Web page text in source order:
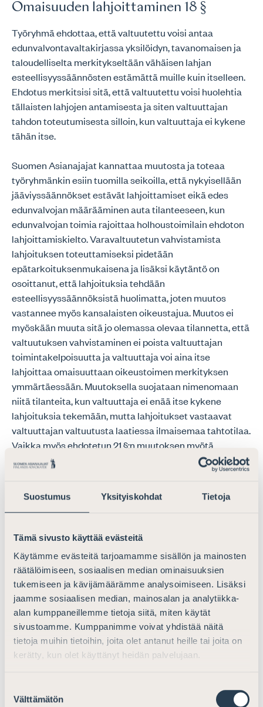
Suostumus Yksityiskohdat Tietoja
Tämä sivusto käyttää evästeitä
Käytämme evästeitä tarjoamamme sisällön ja mainosten
räätälöimiseen, sosiaalisen median ominaisuuksien
tukemiseen ja kävijämäärämme analysoimiseen. Lisäksi
jaamme sosiaalisen median, mainosalan ja analytiikka-
alan kumppaneillemme tietoja siitä, miten käytät
sivustoamme. Kumppanimme voivat yhdistää näitä
tietoja muihin tietoihin, joita olet antanut heille tai joita on
kerätty, kun olet käyttänyt heidän palvelujaan.
valinta
Välttämätön
Omaisuuden lahjoittaminen 18 §
Työryhmä ehdottaa, että valtuutettu voisi antaa
edunvalvontavaltakirjassa yksilöidyn, tavanomaisen ja
taloudelliselta merkitykseltään vähäisen lahjan
esteellisyyssäännösten estämättä muille kuin itselleen.
Ehdotus merkitsisi sitä, että valtuutettu voisi huolehtia
tällaisten lahjojen antamisesta ja siten valtuuttajan
tahdon toteutumisesta silloin, kun valtuuttaja ei kykene
tähän itse.
Suomen Asianajajat kannattaa muutosta ja toteaa
työryhmänkin esiin tuomilla seikoilla, että nykyisellään
jääviyssäännökset estävät lahjoittamiset eikä edes
edunvalvojan määrääminen auta tilanteeseen, kun
edunvalvojan toimia rajoittaa holhoustoimilain ehdoton
lahjoittamiskielto. Varavaltuutetun vahvistamista
lahjoituksen toteuttamiseksi pidetään
epätarkoituksenmukaisena ja lisäksi käytäntö on
osoittanut, että lahjoituksia tehdään
esteellisyyssäännöksistä huolimatta, joten muutos
vastannee myös kansalaisten oikeustajua. Muutos ei
myöskään muuta sitä jo olemassa olevaa tilannetta, että
valtuutuksen vahvistaminen ei poista valtuuttajan
toimintakelpoisuutta ja valtuuttaja voi aina itse
lahjoittaa omaisuuttaan oikeustoimen merkityksen
ymmärtäessään. Muutoksella suojataan nimenomaan
niitä tilanteita, kun valtuuttaja ei enää itse kykene
lahjoituksia tekemään, mutta lahjoitukset vastaavat
valtuuttajan valtuutusta laatiessa ilmaisemaa tahtotilaa.
Vaikka myös ehdotetun 21 §:n muutoksen myötä
lahjoittamista helpotetaan, kun tilapäisesti määrättyyn
edunvalvojaan sovelletaan edunvalvontavaltuutuslain
tavanomaisen lahjoituksen antamiseksi ja muutosta on
Suhde eräisiin muualla laissa oleviin
valtakirjaa koskeviin säännöksiin 20 §
Työryhmä ehdottaa sääntelyä muutettavaksi niin, että
valtuutettu olisi kelpoinen myymään tai muutoin
luovuttamaan kiinteistön, hakemaan kiinnitystä tai
perustamaan panttioikeuden kiinteistöön suoraan
edunvalvontavaltuutuksen nojalla maakaaren
valtuuttajaa antamasta valtakirjassa erityisiä